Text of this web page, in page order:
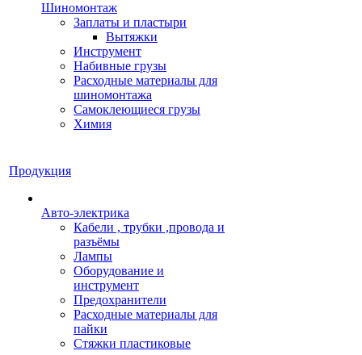
Шиномонтаж
Заплаты и пластыри
Вытяжки
Инструмент
Набивные грузы
Расходные материалы для
шиномонтажа
Самоклеющиеся грузы
Химия
Продукция
Авто-электрика
Кабели , трубки ,провода и
разъёмы
Лампы
Оборудование и
инструмент
Предохранители
Расходные материалы для
пайки
Стяжки пластиковые